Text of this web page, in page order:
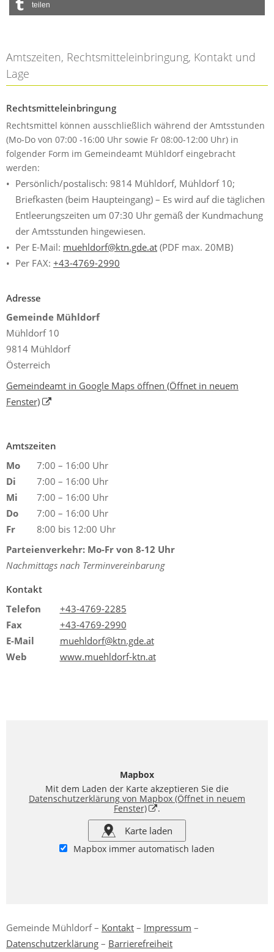
teilen
Amtszeiten, Rechtsmitteleinbringung, Kontakt und
Lage
Rechtsmitteleinbringung
Rechtsmittel können ausschließlich während der Amtsstunden
(Mo-Do von 07:00 -16:00 Uhr sowie Fr 08:00-12:00 Uhr) in
folgender Form im Gemeindeamt Mühldorf eingebracht
werden:
Persönlich/postalisch: 9814 Mühldorf, Mühldorf 10;
Briefkasten (beim Haupteingang) – Es wird auf die täglichen
Entleerungszeiten um 07:30 Uhr gemäß der Kundmachung
der Amtsstunden hingewiesen.
Per E-Mail: muehldorf@ktn.gde.at (PDF max. 20MB)
Per FAX: +43-4769-2990
Adresse
Gemeinde Mühldorf
Mühldorf 10
9814 Mühldorf
Österreich
Gemeindeamt in Google Maps öffnen (Öffnet in neuem
Fenster)
Amtszeiten
Mo
7:00 – 16:00 Uhr
Di
7:00 – 16:00 Uhr
Mi
7:00 – 16:00 Uhr
Do
7:00 – 16:00 Uhr
Fr
8:00 bis 12:00 Uhr
Parteienverkehr: Mo-Fr von 8-12 Uhr
Nachmittags nach Terminvereinbarung
Kontakt
Telefon
+43-4769-2285
Fax
+43-4769-2990
E-Mail
muehldorf@ktn.gde.at
Web
www.muehldorf-ktn.at
Mapbox
Mit dem Laden der Karte akzeptieren Sie die
Datenschutzerklärung von Mapbox (Öffnet in neuem
Fenster)
.
Karte laden
Mapbox immer automatisch laden
Gemeinde Mühldorf – Kontakt – Impressum –
Datenschutzerklärung – Barrierefreiheit